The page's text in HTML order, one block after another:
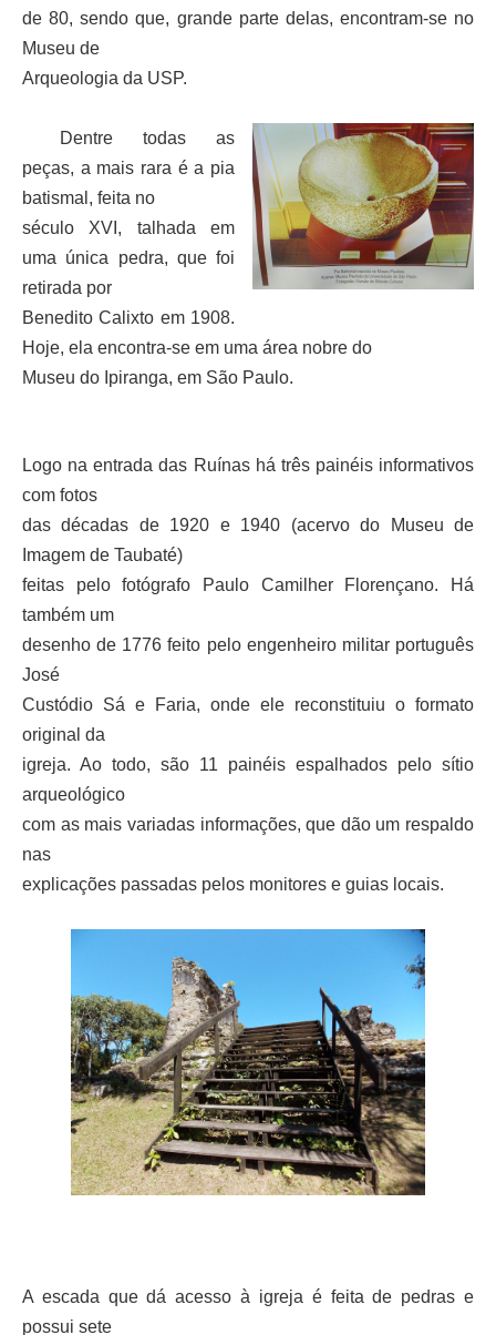
de 80, sendo que, grande parte delas, encontram-se no
Museu de
Arqueologia da USP.
Dentre todas as
peças, a mais rara é a pia
batismal, feita no
século XVI, talhada em
uma única pedra, que foi
retirada por
Benedito Calixto em 1908.
Hoje, ela encontra-se em uma área nobre do
Museu do Ipiranga, em São Paulo.
Logo na entrada das Ruínas há três painéis informativos
com fotos
das décadas de 1920 e 1940 (acervo do Museu de
Imagem de Taubaté)
feitas pelo fotógrafo Paulo Camilher Florençano. Há
também um
desenho de 1776 feito pelo engenheiro militar português
José
Custódio Sá e Faria, onde ele reconstituiu o formato
original da
igreja. Ao todo, são 11 painéis espalhados pelo sítio
arqueológico
com as mais variadas informações, que dão um respaldo
nas
explicações passadas pelos monitores e guias locais.
A escada que dá acesso à igreja é feita de pedras e
possui sete